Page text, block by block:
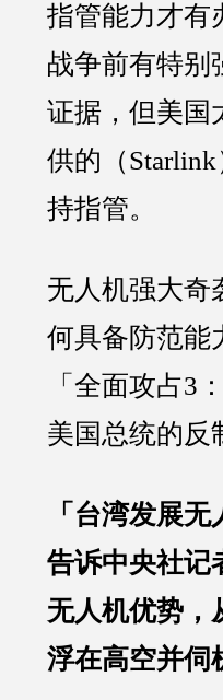
指管能力才有
战争前有特别
证据，但美国
供的（
持指管。
无人机强大奇
何具备防范能
「全面攻占3
美国总统的反
「台湾发展
告诉中央社记
无人机优势，
浮在高空并伺